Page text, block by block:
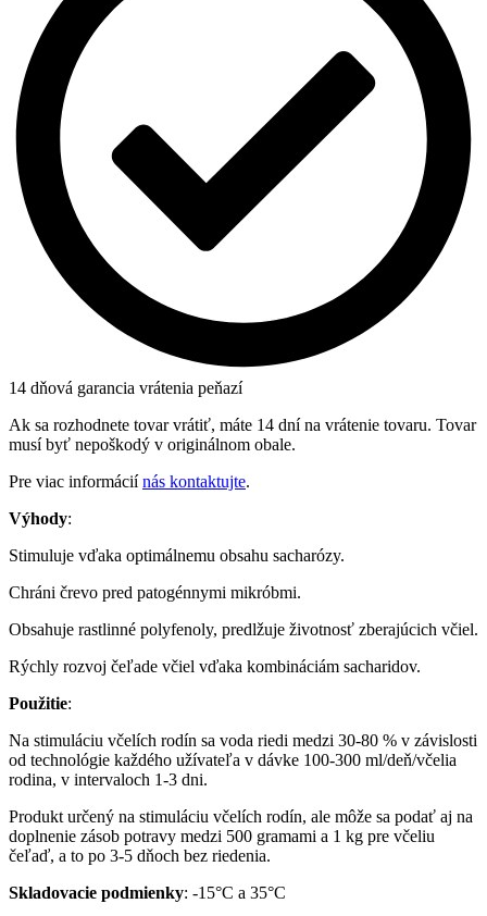
14 dňová garancia vrátenia peňazí
Ak sa rozhodnete tovar vrátiť, máte 14 dní na vrátenie tovaru. Tovar
musí byť nepoškodý v originálnom obale.
Pre viac informáciínás kontaktujte.
Výhody:
Stimuluje vďaka optimálnemu obsahu sacharózy.
Chráni črevo pred patogénnymi mikróbmi.
Obsahuje rastlinné polyfenoly, predlžuje životnosť zberajúcich včiel.
Rýchly rozvoj čeľade včiel vďaka kombináciám sacharidov.
Použitie:
Na stimuláciu včelích rodín sa voda riedi medzi 30-80 % v závislosti
od technológie každého užívateľa v dávke 100-300 ml/deň/včelia
rodina, v intervaloch 1-3 dni.
Produkt určený na stimuláciu včelích rodín, ale môže sa podať aj na
doplnenie zásob potravy medzi 500 gramami a 1 kg pre včeliu
čeľaď, a to po 3-5 dňoch bez riedenia.
Skladovacie podmienky: -15°C a 35°C